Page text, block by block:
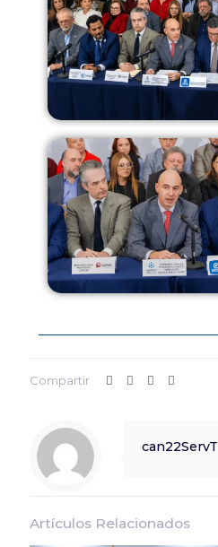
Compartir
can22ServT
Artículos Relacionados